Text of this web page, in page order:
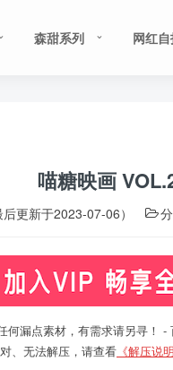
森甜系列 网红
喵糖映画
后更新于2023-07-06）
何漏点素材，有需求请另寻！
、无法解压，请查看 《解压说